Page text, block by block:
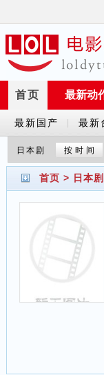
首页 最新动
最新国产
剧
最新
日本剧 按时间
首页 > 日本剧